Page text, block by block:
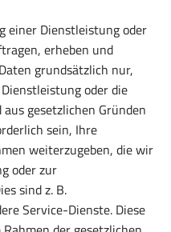
einer Dienstleistung oder
erheben und
grundsätzlich nur,
oder die
gesetzlichen Gründen
sein, Ihre
weiterzugeben, die wir
oder zur
sind z. B.
Service-Dienste. Diese